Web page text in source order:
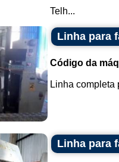
Telh...
Linha para
Código da
Linha completa
Linha para